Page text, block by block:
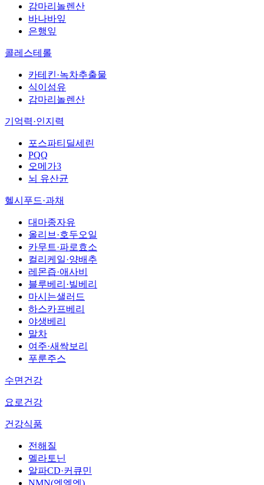
감마리놀렌산
바나바잎
은행잎
콜레스테롤
카테킨·녹차추출물
식이섬유
감마리놀렌산
기억력·인지력
포스파티딜세린
PQQ
오메가3
뇌 유산균
헬시푸드·과채
대마종자유
올리브·호두오일
카무트·파로효소
컬리케일·양배추
레몬즙·애사비
블루베리·빌베리
마시는샐러드
하스카프베리
야생베리
말차
여주·새싹보리
푸룬주스
수면건강
요로건강
건강식품
전해질
멜라토닌
알파CD·커큐민
NMN(엔엠엔)